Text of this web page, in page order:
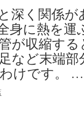
深く関係
身に熱を
が収縮す
など末端
けです。